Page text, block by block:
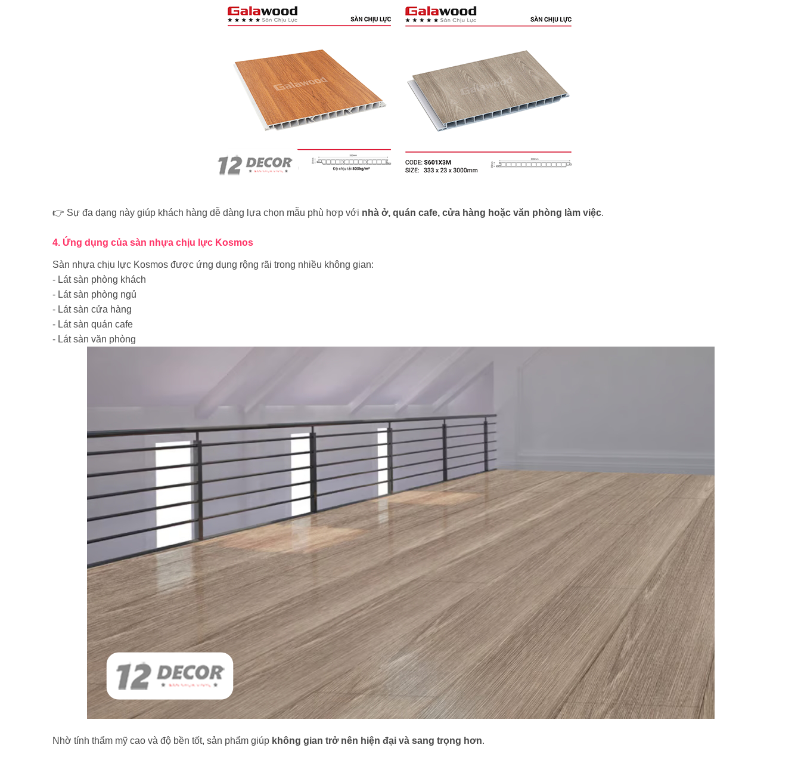
👉 Sự đa dạng này giúp khách hàng dễ dàng lựa chọn mẫu phù hợp với nhà ở, quán cafe, cửa hàng hoặc văn phòng làm việc.
4. Ứng dụng của sàn nhựa chịu lực Kosmos
Sàn nhựa chịu lực Kosmos được ứng dụng rộng rãi trong nhiều không gian:
- Lát sàn phòng khách
- Lát sàn phòng ngủ
- Lát sàn cửa hàng
- Lát sàn quán cafe
- Lát sàn văn phòng
Nhờ tính thẩm mỹ cao và độ bền tốt, sản phẩm giúp không gian trở nên hiện đại và sang trọng hơn.